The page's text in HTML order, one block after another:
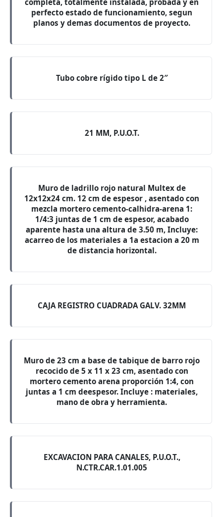
completa, totalmente instalada, probada y en
perfecto estado de funcionamiento, segun
planos y demas documentos de proyecto.
Tubo cobre rígido tipo L de 2″
21 MM, P.U.O.T.
Muro de ladrillo rojo natural Multex de
12x12x24 cm. 12 cm de espesor , asentado con
mezcla mortero cemento-calhidra-arena 1:
1/4:3 juntas de 1 cm de espesor, acabado
aparente hasta una altura de 3.50 m, Incluye:
acarreo de los materiales a 1a estacion a 20 m
de distancia horizontal.
CAJA REGISTRO CUADRADA GALV. 32MM
Muro de 23 cm a base de tabique de barro rojo
recocido de 5 x 11 x 23 cm, asentado con
mortero cemento arena proporción 1:4, con
juntas a 1 cm deespesor. Incluye : materiales,
mano de obra y herramienta.
EXCAVACION PARA CANALES, P.U.O.T.,
N.CTR.CAR.1.01.005